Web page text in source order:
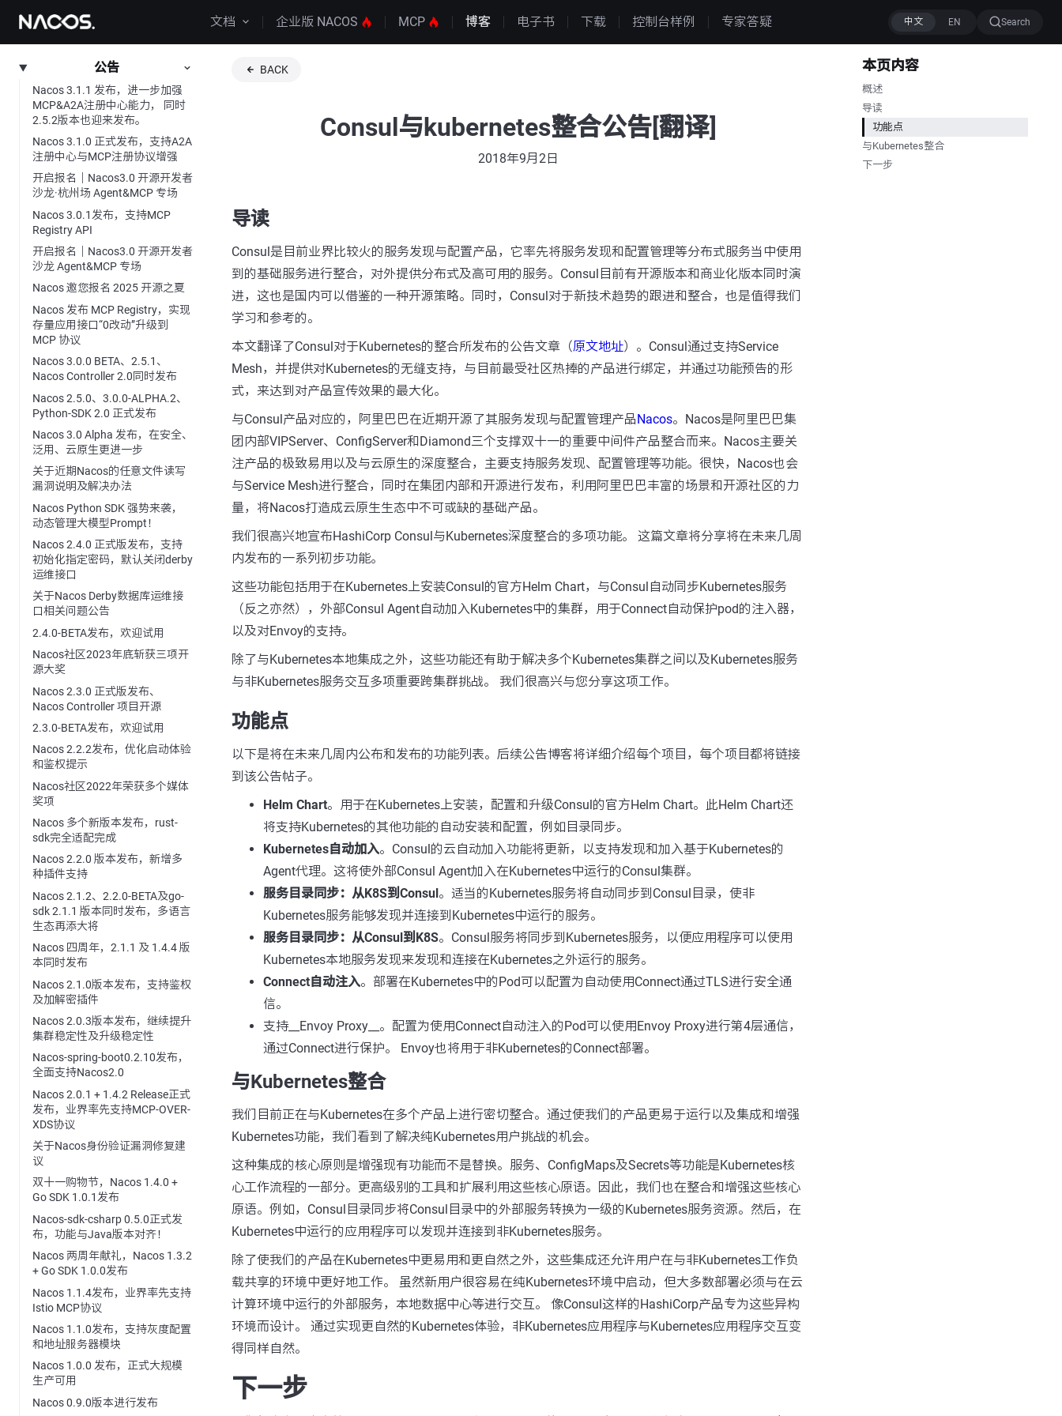
文档 企业版 NACOS MCP 博客 电子书 下载 控制台样例 专家答疑 Search
公告
Nacos 3.1.1 发布，进一步加强
MCP&A2A注册中心能力， 同时
2.5.2版本也迎来发布。
Nacos 3.1.0 正式发布，支持A2A
注册中心与MCP注册协议增强
开启报名｜Nacos3.0 开源开发者
沙龙·杭州场 Agent&MCP 专场
Nacos 3.0.1发布，支持MCP
Registry API
开启报名｜Nacos3.0 开源开发者
沙龙 Agent&MCP 专场
Nacos 邀您报名 2025 开源之夏
Nacos 发布 MCP Registry，实现
存量应用接口“0改动”升级到
MCP 协议
Nacos 3.0.0 BETA、2.5.1、
Nacos Controller 2.0同时发布
Nacos 2.5.0、3.0.0-ALPHA.2、
Python-SDK 2.0 正式发布
Nacos 3.0 Alpha 发布，在安全、
泛用、云原生更进一步
关于近期Nacos的任意文件读写
漏洞说明及解决办法
Nacos Python SDK 强势来袭，
动态管理大模型Prompt！
Nacos 2.4.0 正式版发布，支持
初始化指定密码，默认关闭derby
运维接口
关于Nacos Derby数据库运维接
口相关问题公告
2.4.0-BETA发布，欢迎试用
Nacos社区2023年底斩获三项开
源大奖
Nacos 2.3.0 正式版发布、
Nacos Controller 项目开源
2.3.0-BETA发布，欢迎试用
Nacos 2.2.2发布，优化启动体验
和鉴权提示
Nacos社区2022年荣获多个媒体
奖项
Nacos 多个新版本发布，rust-
sdk完全适配完成
Nacos 2.2.0 版本发布，新增多
种插件支持
Nacos 2.1.2、2.2.0-BETA及go-
sdk 2.1.1 版本同时发布，多语言
生态再添大将
Nacos 四周年，2.1.1 及 1.4.4 版
本同时发布
Nacos 2.1.0版本发布，支持鉴权
及加解密插件
Nacos 2.0.3版本发布，继续提升
集群稳定性及升级稳定性
Nacos-spring-boot0.2.10发布，
全面支持Nacos2.0
Nacos 2.0.1 + 1.4.2 Release正式
发布，业界率先支持MCP-OVER-
XDS协议
关于Nacos身份验证漏洞修复建
议
双十一购物节，Nacos 1.4.0 +
Go SDK 1.0.1发布
Nacos-sdk-csharp 0.5.0正式发
布，功能与Java版本对齐！
Nacos 两周年献礼，Nacos 1.3.2
+ Go SDK 1.0.0发布
Nacos 1.1.4发布，业界率先支持
Istio MCP协议
Nacos 1.1.0发布，支持灰度配置
和地址服务器模块
Nacos 1.0.0 发布，正式大规模
生产可用
Nacos 0.9.0版本进行发布
BACK
Consul与kubernetes整合公告[翻译]
2018年9月2日
导读
Consul是目前业界比较火的服务发现与配置产品，它率先将服务发现和配置管理等分布式服务当中使用
到的基础服务进行整合，对外提供分布式及高可用的服务。Consul目前有开源版本和商业化版本同时演
进，这也是国内可以借鉴的一种开源策略。同时，Consul对于新技术趋势的跟进和整合，也是值得我们
学习和参考的。
本文翻译了Consul对于Kubernetes的整合所发布的公告文章（原文地址）。Consul通过支持Service
Mesh，并提供对Kubernetes的无缝支持，与目前最受社区热捧的产品进行绑定，并通过功能预告的形
式，来达到对产品宣传效果的最大化。
与Consul产品对应的，阿里巴巴在近期开源了其服务发现与配置管理产品Nacos。Nacos是阿里巴巴集
团内部VIPServer、ConfigServer和Diamond三个支撑双十一的重要中间件产品整合而来。Nacos主要关
注产品的极致易用以及与云原生的深度整合，主要支持服务发现、配置管理等功能。很快，Nacos也会
与Service Mesh进行整合，同时在集团内部和开源进行发布，利用阿里巴巴丰富的场景和开源社区的力
量，将Nacos打造成云原生生态中不可或缺的基础产品。
我们很高兴地宣布HashiCorp Consul与Kubernetes深度整合的多项功能。 这篇文章将分享将在未来几周
内发布的一系列初步功能。
这些功能包括用于在Kubernetes上安装Consul的官方Helm Chart，与Consul自动同步Kubernetes服务
（反之亦然），外部Consul Agent自动加入Kubernetes中的集群，用于Connect自动保护pod的注入器，
以及对Envoy的支持。
除了与Kubernetes本地集成之外，这些功能还有助于解决多个Kubernetes集群之间以及Kubernetes服务
与非Kubernetes服务交互多项重要跨集群挑战。 我们很高兴与您分享这项工作。
功能点
以下是将在未来几周内公布和发布的功能列表。后续公告博客将详细介绍每个项目，每个项目都将链接
到该公告帖子。
Helm Chart。用于在Kubernetes上安装，配置和升级Consul的官方Helm Chart。此Helm Chart还
将支持Kubernetes的其他功能的自动安装和配置，例如目录同步。
Kubernetes自动加入。Consul的云自动加入功能将更新，以支持发现和加入基于Kubernetes的
Agent代理。这将使外部Consul Agent加入在Kubernetes中运行的Consul集群。
服务目录同步：从K8S到Consul。适当的Kubernetes服务将自动同步到Consul目录，使非
Kubernetes服务能够发现并连接到Kubernetes中运行的服务。
服务目录同步：从Consul到K8S。Consul服务将同步到Kubernetes服务，以便应用程序可以使用
Kubernetes本地服务发现来发现和连接在Kubernetes之外运行的服务。
Connect自动注入。部署在Kubernetes中的Pod可以配置为自动使用Connect通过TLS进行安全通
信。
支持__Envoy Proxy__。配置为使用Connect自动注入的Pod可以使用Envoy Proxy进行第4层通信，
通过Connect进行保护。 Envoy也将用于非Kubernetes的Connect部署。
与Kubernetes整合
我们目前正在与Kubernetes在多个产品上进行密切整合。通过使我们的产品更易于运行以及集成和增强
Kubernetes功能，我们看到了解决纯Kubernetes用户挑战的机会。
这种集成的核心原则是增强现有功能而不是替换。服务、ConfigMaps及Secrets等功能是Kubernetes核
心工作流程的一部分。更高级别的工具和扩展利用这些核心原语。因此，我们也在整合和增强这些核心
原语。例如，Consul目录同步将Consul目录中的外部服务转换为一级的Kubernetes服务资源。然后，在
Kubernetes中运行的应用程序可以发现并连接到非Kubernetes服务。
除了使我们的产品在Kubernetes中更易用和更自然之外，这些集成还允许用户在与非Kubernetes工作负
载共享的环境中更好地工作。 虽然新用户很容易在纯Kubernetes环境中启动，但大多数部署必须与在云
计算环境中运行的外部服务，本地数据中心等进行交互。 像Consul这样的HashiCorp产品专为这些异构
环境而设计。 通过实现更自然的Kubernetes体验，非Kubernetes应用程序与Kubernetes应用程序交互变
得同样自然。
下一步
本页内容
概述
导读
功能点
与Kubernetes整合
下一步